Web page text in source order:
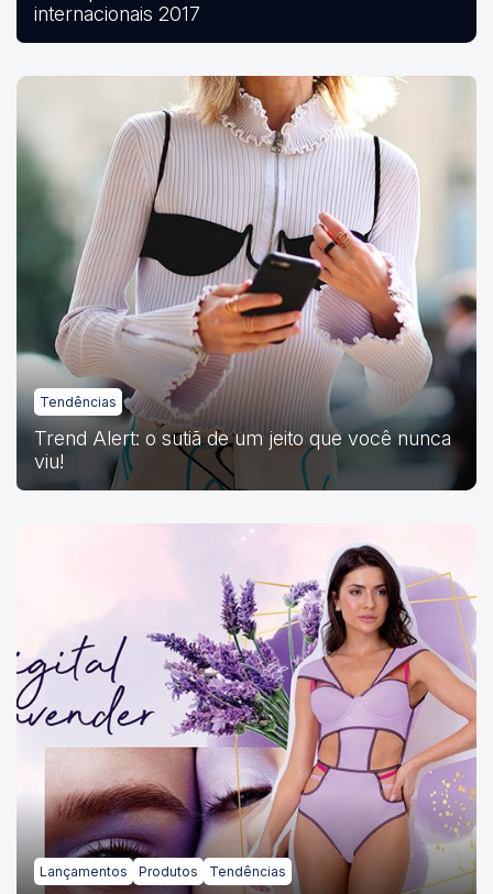
internacionais 2017
Tendências
Trend Alert: o sutiã de um jeito que você nunca
viu!
Lançamentos Produtos Tendências